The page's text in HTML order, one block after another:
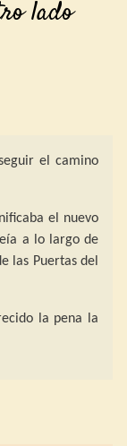
lado
el camino
el nuevo
a lo largo de
las Puertas del
la pena la